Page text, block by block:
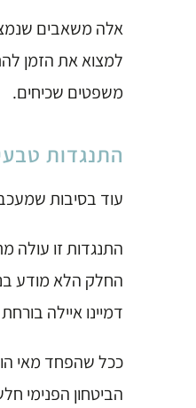
אלה משאבים
למצוא את הזמן
משפטים שכיחים.
התנגדות
עוד בסיבות
התנגדות זו עולה
החלק הלא מודע
דמיינו איילה
ככל שהפחד מאי
הביטחון הפנימי